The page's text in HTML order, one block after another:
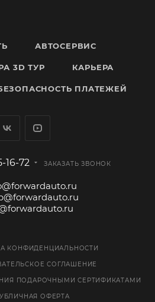
АВТОСЕРВИС
3D ТУР КАРЬЕРА
ПЛАТЕЖЕЙ
16-72 ЗАКАЗАТЬ ЗВОНОК
КОНФИДЕНЦИАЛЬНОСТИ
СОГЛАШЕНИЕ
ПОДАРОЧНЫМИ СЕРТИФИКАТАМИ
ОФЕРТА